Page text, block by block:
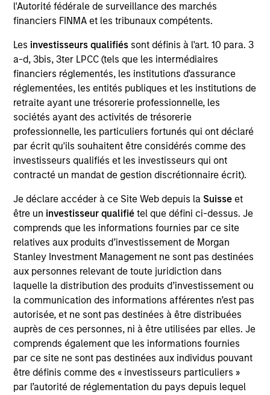
l'Autorité fédérale de surveillance des marchés
financiers FINMA et les tribunaux compétents.
Les investisseurs qualifiés sont définis à l'art. 10 para. 3
a-d, 3bis, 3ter LPCC (tels que les intermédiaires
financiers réglementés, les institutions d'assurance
réglementées, les entités publiques et les institutions de
retraite ayant une trésorerie professionnelle, les
sociétés ayant des activités de trésorerie
professionnelle, les particuliers fortunés qui ont déclaré
par écrit qu'ils souhaitent être considérés comme des
investisseurs qualifiés et les investisseurs qui ont
contracté un mandat de gestion discrétionnaire écrit).
Je déclare accéder à ce Site Web depuis la Suisse et
être un investisseur qualifiétel que défini ci-dessus. Je
comprends que les informations fournies par ce site
relatives aux produits d’investissement de Morgan
Stanley Investment Management ne sont pas destinées
aux personnes relevant de toute juridiction dans
laquelle la distribution des produits d’investissement ou
la communication des informations afférentes n’est pas
autorisée, et ne sont pas destinées à être distribuées
auprès de ces personnes, ni à être utilisées par elles. Je
comprends également que les informations fournies
par ce site ne sont pas destinées aux individus pouvant
être définis comme des « investisseurs particuliers »
par l’autorité de réglementation du pays depuis lequel
Invested on
Mar 2018
Transaction Type
Senior Secured
Sprout, based in Montvale, New Jersey, is a producer of
baby food, toddler purees and “All Family” products, which
include up-age pouches and other snacks. Sprout has more
than 50 organic offerings that use only high quality organic
grocery, mass market, natural/specialty, and e-commerce
verticals.
View Site
Investment Team
Morgan Stanley Expansion Capital